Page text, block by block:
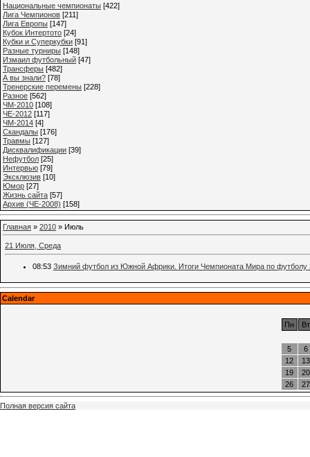
Национальные чемпионаты [422]
Лига Чемпионов [211]
Лига Европы [147]
Кубок Интертото [24]
Кубки и Суперкубки [91]
Разные турниры [148]
Измаил футбольный [47]
Трансферы [482]
А вы знали? [78]
Тренерские перемены [228]
Разное [562]
ЧМ-2010 [108]
ЧЕ-2012 [117]
ЧМ-2014 [4]
Cкандалы [176]
Травмы [127]
Дисквалификации [39]
Нефутбол [25]
Интервью [79]
Эксклюзив [10]
Юмор [27]
Жизнь сайта [57]
Архив (ЧЕ-2008) [158]
Главная » 2010 » Июль
21 Июля, Среда
08:53 Зимний футбол из Южной Африки. Итоги Чемпионата Мира по футболу
Calendar
Пн Вт
5
6
12
13
19
20
26
27
Полная версия сайта